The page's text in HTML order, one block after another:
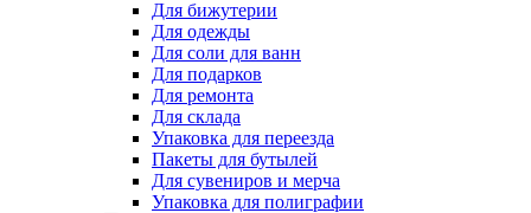
Для бижутерии
Для одежды
Для соли для ванн
Для подарков
Для ремонта
Для склада
Упаковка для переезда
Пакеты для бутылей
Для сувениров и мерча
Упаковка для полиграфии